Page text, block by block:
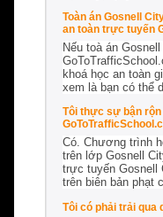
Toàn án Gosnell
an toàn trực tuyến
Nếu toà án
khoá học an toàn
xem là bạn có thể
Tôi thực sự bận
Có. Chương trình
trên lớp Gosnell
trực tuyến Gosnell
trên biên bản phạt
Tôi có phải trải qua